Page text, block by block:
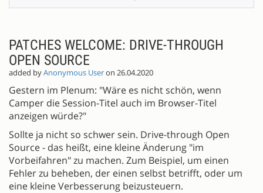
PATCHES WELCOME: DRIVE-THROUGH
OPEN SOURCE
added byAnonymous Useron 26.04.2020
Gestern im Plenum: "Wäre es nicht schön, wenn
Camper die Session-Titel auch im Browser-Titel
anzeigen würde?"
Sollte ja nicht so schwer sein. Drive-through Open
Source - das heißt, eine kleine Änderung "im
Vorbeifahren" zu machen. Zum Beispiel, um einen
Fehler zu beheben, der einen selbst betrifft, oder um
eine kleine Verbesserung beizusteuern.